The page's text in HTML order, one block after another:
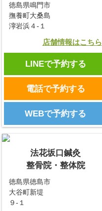
徳島県鳴門市
撫養町大桑島
濘岩浜４-１
店舗情報はこちら
LINEで予約する
電話で予約する
WEBで予約する
法花坂口鍼灸
整骨院・整体院
徳島県徳島市
大谷町新堤
９-１